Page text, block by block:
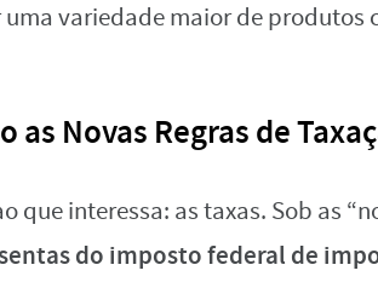
variedade maior de produtos
as Novas Regras de
que interessa: as taxas. Sob as
do imposto federal de